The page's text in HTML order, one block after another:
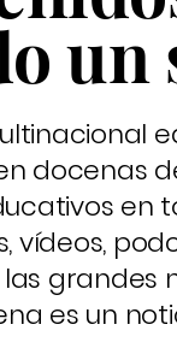
un
docenas
en
vídeos,
grandes
es un